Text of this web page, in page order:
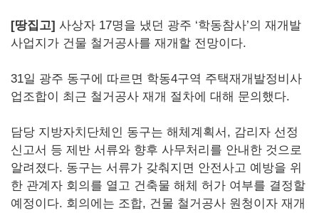
[땅집고] 사상자 17명을 냈던 광주 ‘학동참사’의 재개발
사업지가 건물 철거공사를 재개할 전망이다.
31일 광주 동구에 따르면 학동4구역 주택재개발정비사
업조합이 최근 철거공사 재개 절차에 대해 문의했다.
담당 지방자치단체인 동구는 해체계획서, 감리자 선정
신고서 등 제반 서류와 향후 사무처리를 안내한 것으로
알려졌다. 동구는 서류가 갖춰지면 안전사고 예방을 위
한 관계자 회의를 열고 건축물 해체 허가 여부를 결정할
예정이다. 회의에는 조합, 건물 철거공사 원청이자 재개